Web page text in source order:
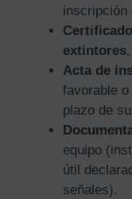
inscripción
extintores
Acta de
favorable
plazo de
equipo
útil
señales).